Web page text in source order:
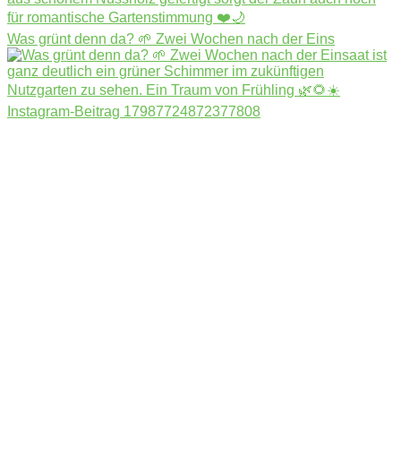
Was grünt denn da? 🌱 Zwei Wochen nach der Eins
Instagram-Beitrag 17987724872377808